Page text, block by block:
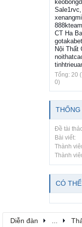
Sale1rvc
888kteam
CT Ha
gotakabet
Nội Thất
Tổng: 20
0)
Đề tài
Bài viết:
Thành
Thành
CÓ
Diễn đàn